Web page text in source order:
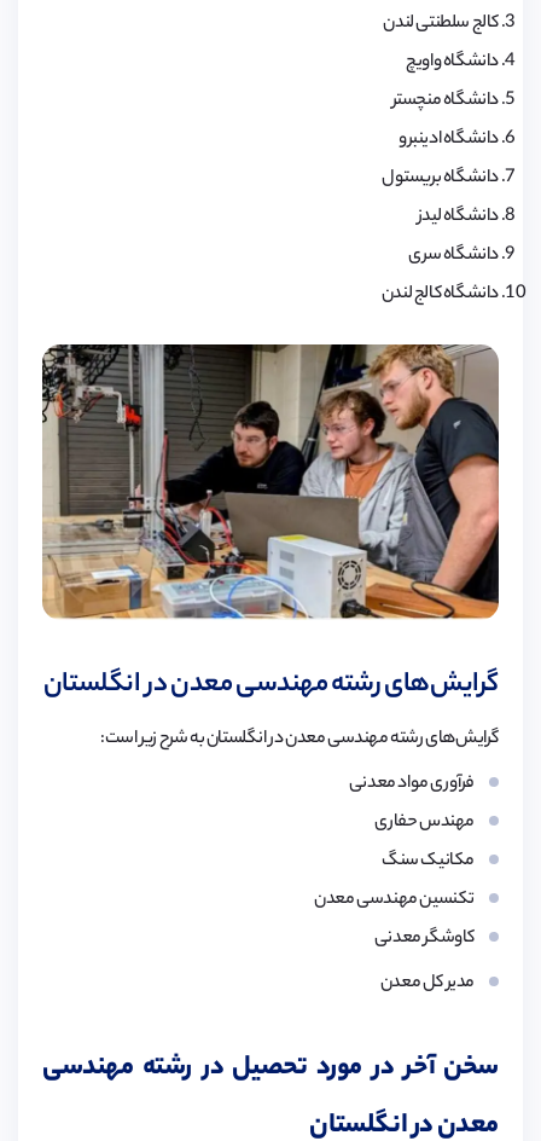
کالج سلطنتی لندن
دانشگاه واویچ
دانشگاه منچستر
دانشگاه ادینبرو
دانشگاه بریستول
دانشگاه لیدز
دانشگاه سری
دانشگاه کالج لندن
گرایش‌های رشته مهندسی معدن در انگلستان
گرایش‌های رشته مهندسی معدن در انگلستان به شرح زیر است:
فرآوری مواد معدنی
مهندس حفاری
مکانیک سنگ
تکنسین مهندسی معدن
کاوشگر معدنی
مدیر کل معدن
سخن آخر در مورد تحصیل در رشته مهندسی
معدن در انگلستان